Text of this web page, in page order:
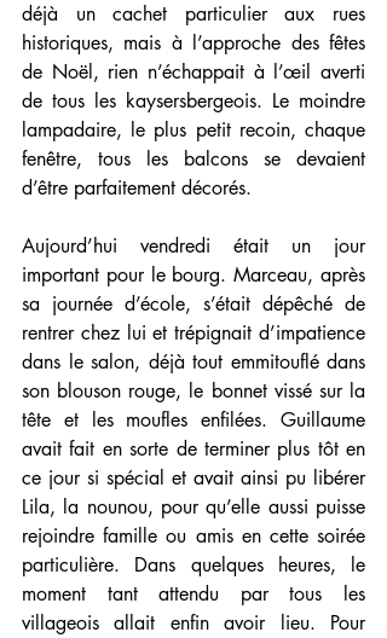
déjà un cachet particulier aux rues
historiques, mais à l’approche des fêtes
de Noël, rien n’échappait à l’œil averti
de tous les kaysersbergeois. Le moindre
lampadaire, le plus petit recoin, chaque
fenêtre, tous les balcons se devaient
d’être parfaitement décorés.
Aujourd’hui vendredi était un jour
important pour le bourg. Marceau, après
sa journée d’école, s’était dépêché de
rentrer chez lui et trépignait d’impatience
dans le salon, déjà tout emmitouflé dans
son blouson rouge, le bonnet vissé sur la
tête et les moufles enfilées. Guillaume
avait fait en sorte de terminer plus tôt en
ce jour si spécial et avait ainsi pu libérer
Lila, la nounou, pour qu’elle aussi puisse
rejoindre famille ou amis en cette soirée
particulière. Dans quelques heures, le
moment tant attendu par tous les
villageois allait enfin avoir lieu. Pour